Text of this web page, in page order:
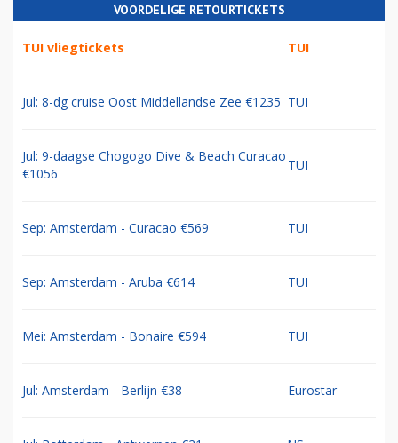
VOORDELIGE RETOURTICKETS
TUI vliegtickets TUI
Jul: 8-dg cruise Oost Middellandse Zee €1235 TUI
Jul: 9-daagse Chogogo Dive & Beach Curacao
€1056
TUI
Sep: Amsterdam - Curacao €569 TUI
Sep: Amsterdam - Aruba €614 TUI
Mei: Amsterdam - Bonaire €594 TUI
Jul: Amsterdam - Berlijn €38 Eurostar